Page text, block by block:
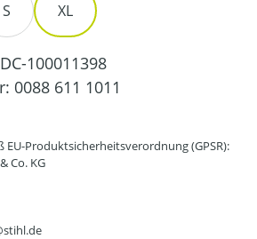
S XL
DC-100011398
0088 611 1011
EU-Produktsicherheitsverordnung (GPSR):
Co. KG